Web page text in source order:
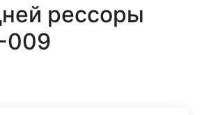
рессоры
009